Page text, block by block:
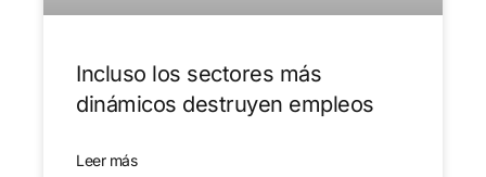
Incluso los sectores más
dinámicos destruyen empleos
Leer más